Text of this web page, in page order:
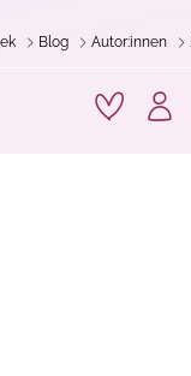
Blog Autor:innen